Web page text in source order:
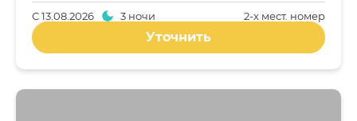
2-x мест. номер
С13.08.2026 3 ночи
Уточнить